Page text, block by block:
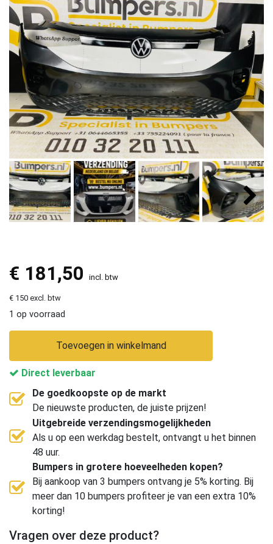
€ 181,50 incl. btw
€ 150 excl. btw
1 op voorraad
Toevoegen in winkelmand
Direct leverbaar
De goedkoopste op de markt
De nieuwste producten, de juiste prijzen!
Uitgebreide verzendingsmogelijkheden
Als u op een werkdag bestelt, ontvangt u het binnen
48 uur.
Bumpers in grotere hoeveelheden kopen?
Bij aankoop van 3 bumpers ontvang je 5% korting. Bij
meer dan 10 bumpers profiteer je van een extra 10%
korting!
Vragen over deze product?